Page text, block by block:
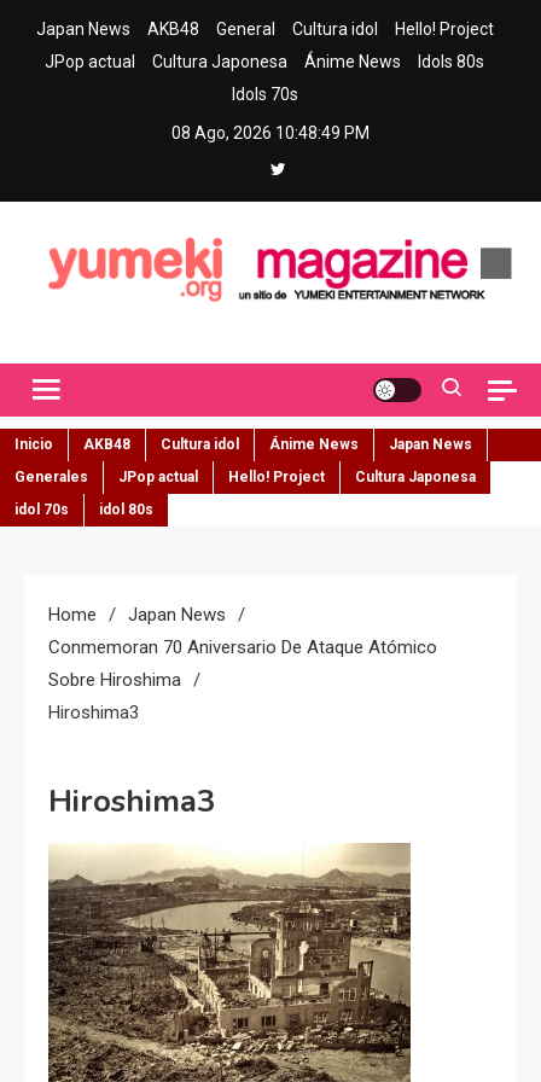
Japan News AKB48 General Cultura idol
Hello! Project
JPop actual
Cultura Japonesa Ánime News
Idols 80s
Idols 70s
08 Ago, 2026 10:48:50 PM
Inicio AKB48 Cultura idol Ánime News
Japan News
Generales
JPop actual Hello! Project
Cultura Japonesa
idol 70s
idol 80s
Home
Japan News
Conmemoran 70 Aniversario De Ataque Atómico
Sobre Hiroshima
Hiroshima3
Hiroshima3